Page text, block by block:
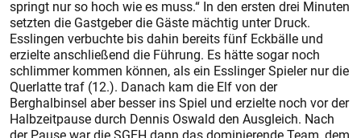
springt nur so hoch wie es muss.“ In den ersten drei Minuten
setzten die Gastgeberdie Gäste mächtig unter Druck.
Esslingen verbuchte bis dahin bereits fünf Eckbälle und
erzielte anschließend die Führung. Es hätte sogar noch
schlimmer kommen können, als ein Esslinger Spieler nur die
Querlatte traf (12.). Danach kam die Elf von der
Berghalbinsel aber besser ins Spiel und erzielte noch vor der
Halbzeitpause durch Dennis Oswald den Ausgleich. Nach